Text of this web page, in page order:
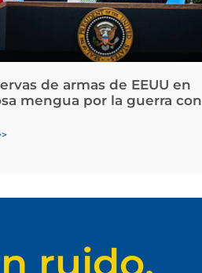
de armas de EEUU en
mengua por la guerra con
ruido.